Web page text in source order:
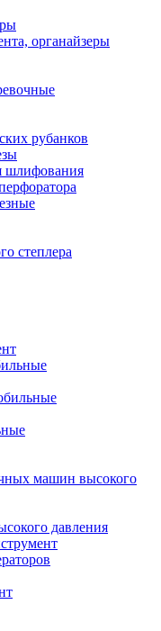
органайзеры
рубанков
шлифования
степлера
машин высокого
давления